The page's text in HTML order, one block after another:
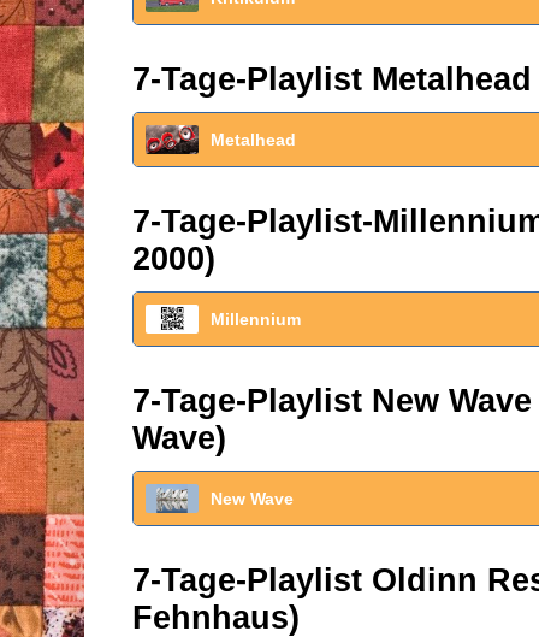
7-Tage-Playlist
Metalhead
7-Tage-Playlist-
2000)
Millennium
7-Tage-Playlist New
Wave)
New Wave
7-Tage-Playlist Oldinn
Fehnhaus)